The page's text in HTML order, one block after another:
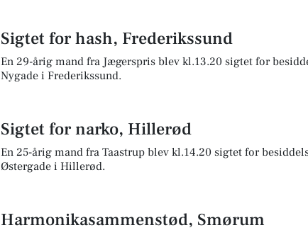
Sigtet for hash, Frederikssund
En 29-årig mand fra Jægerspris blev kl.13.20 sigtet for
Nygade i Frederikssund.
Sigtet for narko, Hillerød
En 25-årig mand fra Taastrup blev kl.14.20 sigtet for
Østergade i Hillerød.
Harmonikasammenstød, Smørum